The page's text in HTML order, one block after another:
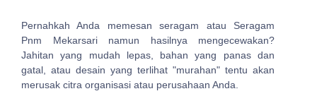
Pernahkah Anda memesan seragam atau Seragam
Pnm Mekarsari namun hasilnya mengecewakan?
Jahitan yang mudah lepas, bahan yang panas dan
gatal, atau desain yang terlihat "murahan" tentu akan
merusak citra organisasi atau perusahaan Anda.